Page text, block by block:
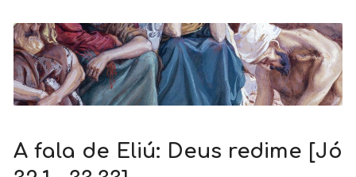
A fala de Eliú: Deus redime [Jó